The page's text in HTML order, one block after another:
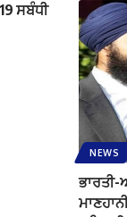
ਸਬੰਧੀ
NEWS